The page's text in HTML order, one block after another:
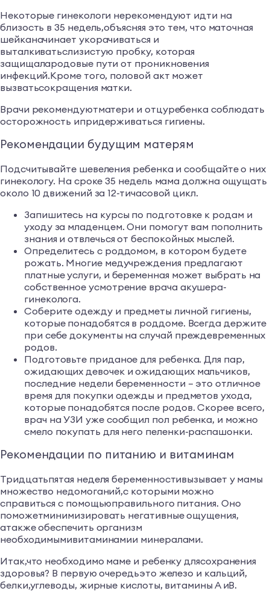
Некоторые гинекологи нерекомендуют идти на
близость в 35 недель,объясняя это тем, что маточная
шейканачинает укорачиваться и
выталкиватьслизистую пробку, которая
защищалародовые пути от проникновения
инфекций.Кроме того, половой акт может
вызватьсокращения матки.
Врачи рекомендуютматери и отцуребенка соблюдать
осторожность ипридерживаться гигиены.
Рекомендации будущим матерям
Подсчитывайте шевеления ребенка и сообщайте о них
гинекологу. На сроке 35 недель мама должна ощущать
около 10 движений за 12-тичасовой цикл.
Запишитесь на курсы по подготовке к родам и
уходу за младенцем. Они помогут вам пополнить
знания и отвлечься от беспокойных мыслей.
Определитесь с роддомом, в котором будете
рожать. Многие медучреждения предлагают
платные услуги, и беременная может выбрать на
собственное усмотрение врача акушера-
гинеколога.
Соберите одежду и предметы личной гигиены,
которые понадобятся в роддоме. Всегда держите
при себе документы на случай преждевременных
родов.
Подготовьте приданое для ребенка. Для пар,
ожидающих девочек и ожидающих мальчиков,
последние недели беременности – это отличное
время для покупки одежды и предметов ухода,
которые понадобятся после родов. Скорее всего,
врач на УЗИ уже сообщил пол ребенка, и можно
смело покупать для него пеленки-распашонки.
Рекомендации по питанию и витаминам
Тридцатьпятая неделя беременностивызывает у мамы
множество недомоганий,с которыми можно
справиться с помощьюправильного питания. Оно
поможетминимизировать негативные ощущения,
атакже обеспечить организм
необходимымивитаминамии минералами.
Итак,что необходимо маме и ребенку длясохранения
здоровья? В первую очередьэто железо и кальций,
белки,углеводы, жирные кислоты, витамины А иВ.